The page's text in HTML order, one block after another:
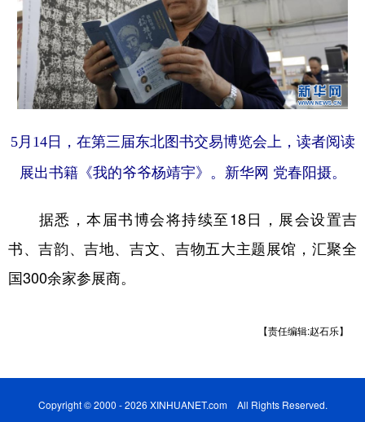
5月14日，在第三届东北图书交易博览会上，读者阅读
展出书籍《我的爷爷杨靖宇》。新华网 党春阳摄。
据悉，本届书博会将持续至18日，展会设置吉
书、吉韵、吉地、吉文、吉物五大主题展馆，汇聚全
国300余家参展商。
【责任编辑:赵石乐】
Copyright © 2000 - 2026 XINHUANET.com All Rights Reserved.